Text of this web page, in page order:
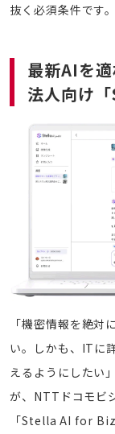
抜く必須条件です。
最新AIを適
法人向け
「機密情報を絶
い。しかも、ITに
えるようにしたい
が、NTTドコモビ
「Stella AI for Biz